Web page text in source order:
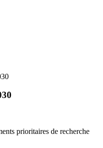
prioritaires de recherche